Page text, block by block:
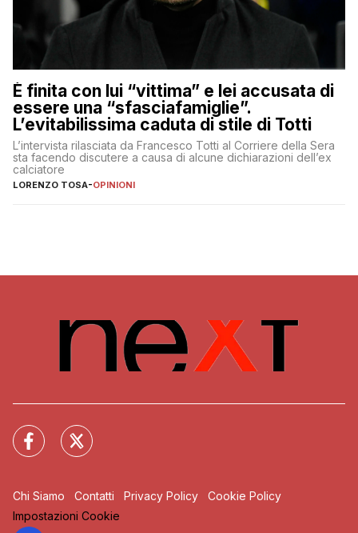
È finita con lui “vittima” e lei accusata di
essere una “sfasciafamiglie”.
L’evitabilissima caduta di stile di Totti
L’intervista rilasciata da Francesco Totti al Corriere della Sera
sta facendo discutere a causa di alcune dichiarazioni dell’ex
calciatore
LORENZO TOSA-OPINIONI
Chi Siamo Contatti Privacy Policy
Cookie Policy
Impostazioni Cookie